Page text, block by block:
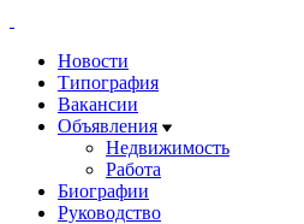
Новости
Типография
Вакансии
Объявления
Недвижимость
Работа
Биографии
Руководство